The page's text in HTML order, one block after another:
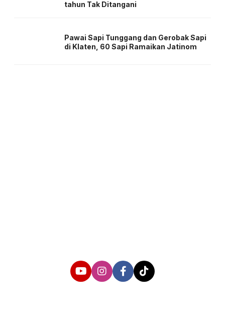
tahun Tak Ditangani
Pawai Sapi Tunggang dan Gerobak Sapi
di Klaten, 60 Sapi Ramaikan Jatinom